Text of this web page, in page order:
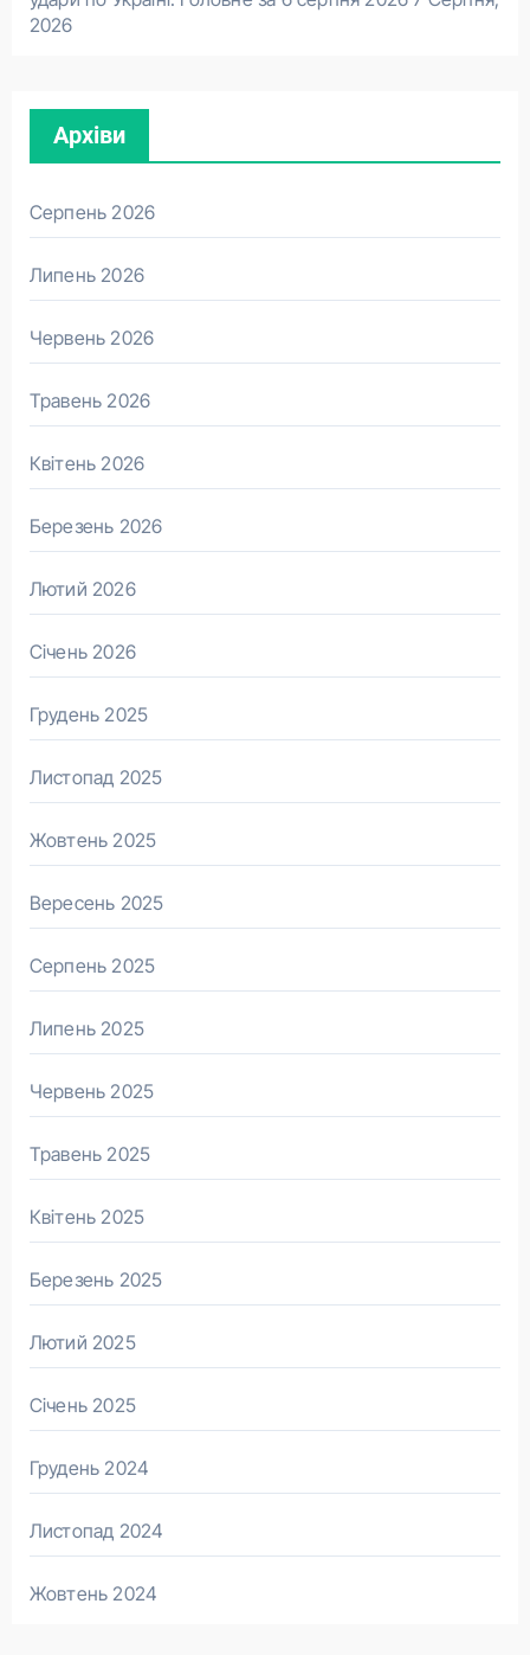
2026
Архіви
Серпень 2026
Липень 2026
Червень 2026
Травень 2026
Квітень 2026
Березень 2026
Лютий 2026
Січень 2026
Грудень 2025
Листопад 2025
Жовтень 2025
Вересень 2025
Серпень 2025
Липень 2025
Червень 2025
Травень 2025
Квітень 2025
Березень 2025
Лютий 2025
Січень 2025
Грудень 2024
Листопад 2024
Жовтень 2024